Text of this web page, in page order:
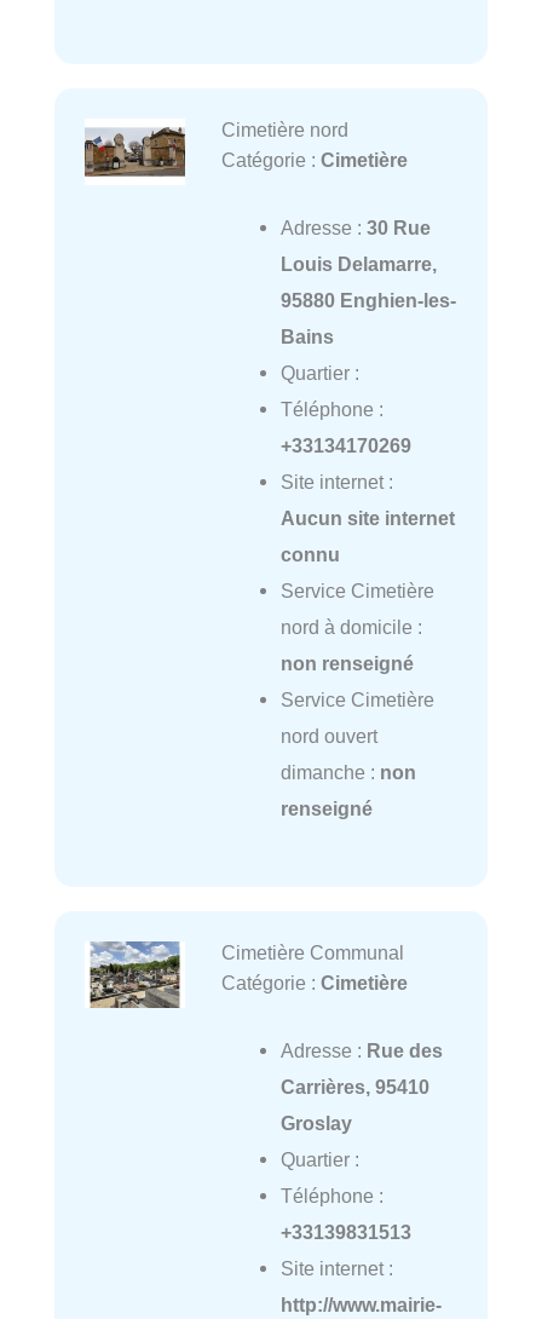
Cimetière nord
Catégorie : Cimetière
Adresse : 30 Rue
Louis Delamarre,
95880 Enghien-les-
Bains
Quartier :
Téléphone :
+33134170269
Site internet :
Aucun site internet
connu
Service Cimetière
nord à domicile :
non renseigné
Service Cimetière
nord ouvert
dimanche : non
renseigné
Cimetière Communal
Catégorie : Cimetière
Adresse : Rue des
Carrières, 95410
Groslay
Quartier :
Téléphone :
+33139831513
Site internet :
http://www.mairie-